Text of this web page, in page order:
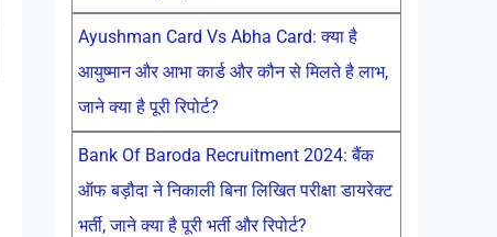
Ayushman Card Vs Abha Card: क्या है
आयुष्मान और आभा कार्ड और कौन से मिलते है लाभ,
जाने क्या है पूरी रिपोर्ट?
Bank Of Baroda Recruitment 2024: बैंक
ऑफ बड़ौदा ने निकाली बिना लिखित परीक्षा डायरेक्ट
भर्ती, जाने क्या है पूरी भर्ती और रिपोर्ट?